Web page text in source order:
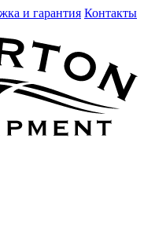
и гарантия Контакты